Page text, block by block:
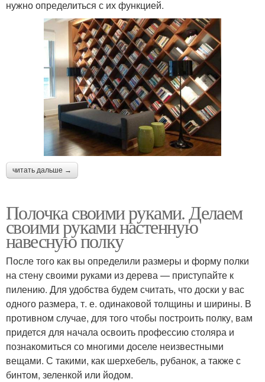
нужно определиться с их функцией.
читать дальше →
Полочка своими руками. Делаем
своими руками настенную
навесную полку
После того как вы определили размеры и форму полки
на стену своими руками из дерева — приступайте к
пилению. Для удобства будем считать, что доски у вас
одного размера, т. е. одинаковой толщины и ширины. В
противном случае, для того чтобы построить полку, вам
придется для начала освоить профессию столяра и
познакомиться со многими доселе неизвестными
вещами. С такими, как шерхебель, рубанок, а также с
бинтом, зеленкой или йодом.